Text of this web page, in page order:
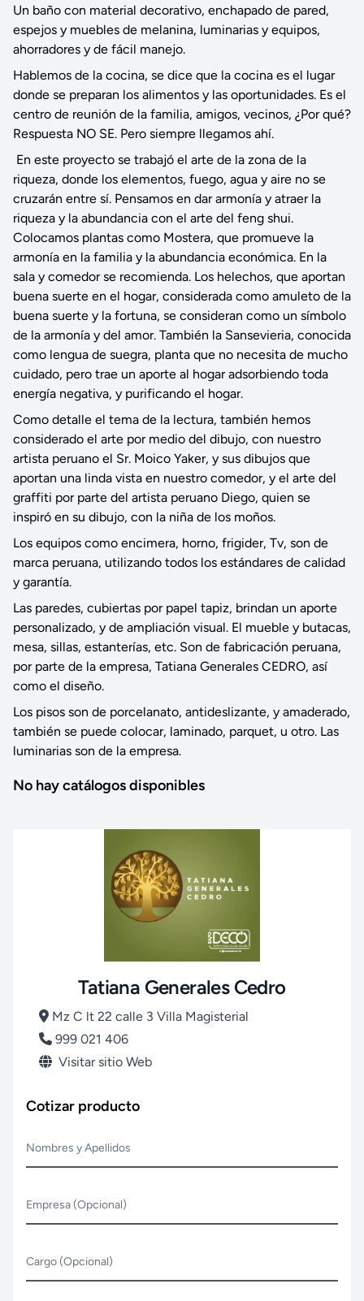
Un baño con material decorativo, enchapado de pared,
espejos y muebles de melanina, luminarias y equipos,
ahorradores y de fácil manejo.
Hablemos de la cocina, se dice que la cocina es el lugar
donde se preparan los alimentos y las oportunidades. Es el
centro de reunión de la familia, amigos, vecinos, ¿Por qué?
Respuesta NO SE. Pero siempre llegamos ahí.
En este proyecto se trabajó el arte de la zona de la
riqueza, donde los elementos, fuego, agua y aire no se
cruzarán entre sí. Pensamos en dar armonía y atraer la
riqueza y la abundancia con el arte del feng shui.
Colocamos plantas como Mostera, que promueve la
armonía en la familia y la abundancia económica. En la
sala y comedor se recomienda. Los helechos, que aportan
buena suerte en el hogar, considerada como amuleto de la
buena suerte y la fortuna, se consideran como un símbolo
de la armonía y del amor. También la Sansevieria, conocida
como lengua de suegra, planta que no necesita de mucho
cuidado, pero trae un aporte al hogar adsorbiendo toda
energía negativa, y purificando el hogar.
Como detalle el tema de la lectura, también hemos
considerado el arte por medio del dibujo, con nuestro
artista peruano el Sr. Moico Yaker, y sus dibujos que
aportan una linda vista en nuestro comedor, y el arte del
graffiti por parte del artista peruano Diego, quien se
inspiró en su dibujo, con la niña de los moños.
Los equipos como encimera, horno, frigider, Tv, son de
marca peruana, utilizando todos los estándares de calidad
y garantía.
Las paredes, cubiertas por papel tapiz, brindan un aporte
personalizado, y de ampliación visual. El mueble y butacas,
mesa, sillas, estanterías, etc. Son de fabricación peruana,
por parte de la empresa, Tatiana Generales CEDRO, así
como el diseño.
Los pisos son de porcelanato, antideslizante, y amaderado,
también se puede colocar, laminado, parquet, u otro. Las
luminarias son de la empresa.
No hay catálogos disponibles
Tatiana Generales Cedro
Mz C lt 22 calle 3 Villa Magisterial
999 021 406
Visitar sitio Web
Cotizar producto
Nombres y Apellidos
Empresa (Opcional)
Cargo (Opcional)